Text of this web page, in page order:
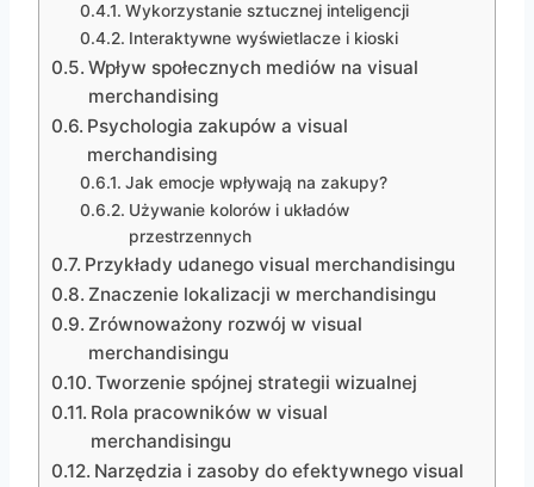
Wykorzystanie sztucznej inteligencji
Interaktywne wyświetlacze i kioski
Wpływ społecznych mediów na visual
merchandising
Psychologia zakupów a visual
merchandising
Jak emocje wpływają na zakupy?
Używanie kolorów i układów
przestrzennych
Przykłady udanego visual merchandisingu
Znaczenie lokalizacji w merchandisingu
Zrównoważony rozwój w visual
merchandisingu
Tworzenie spójnej strategii wizualnej
Rola pracowników w visual
merchandisingu
Narzędzia i zasoby do efektywnego visual